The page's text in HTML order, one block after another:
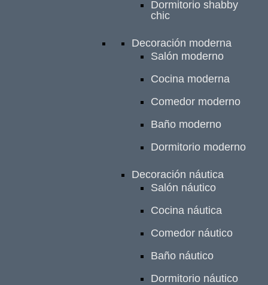
Dormitorio shabby
chic
Decoración moderna
Salón moderno
Cocina moderna
Comedor moderno
Baño moderno
Dormitorio moderno
Decoración náutica
Salón náutico
Cocina náutica
Comedor náutico
Baño náutico
Dormitorio náutico